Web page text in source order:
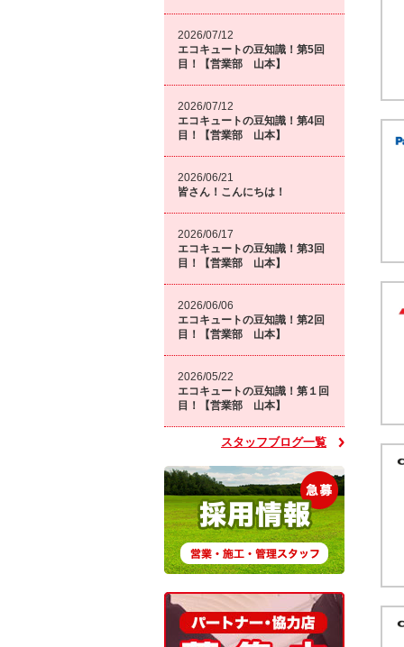
2026/07/12
エコキュートの豆知識！第5回
目！【営業部 山本】
2026/07/12
エコキュートの豆知識！第4回
目！【営業部 山本】
2026/06/21
皆さん！こんにちは！
2026/06/17
エコキュートの豆知識！第3回
目！【営業部 山本】
2026/06/06
エコキュートの豆知識！第2回
目！【営業部 山本】
2026/05/22
エコキュートの豆知識！第１回
目！【営業部 山本】
スタッフブログ一覧